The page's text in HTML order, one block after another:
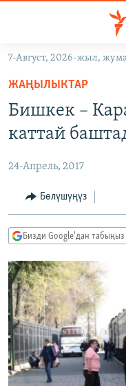
Навигацияга
өтүңүз
Издөөгө
салыңызКЫРГЫЗСТАН
ЭКОНОМИКА
МАДАНИЯТ
БОРБОР АЗИЯ
АТАЙЫН ИЛИКТӨӨ
ТВ ПРОГРАММАЛАР
ЭКСПЕРТТЕР ТАЛДАЙТ
БИЗ ЖАНА ДҮЙНӨ
ДАНИСТЕ
ЭЖЕ-СИҢДИЛЕР
АЗАТТЫК+
ЫҢГАЙСЫЗ СУРООЛОР
ӨЗГӨЧӨ ПИКИР
Русский
ОНЛАЙН ШЕРИНЕ
7-Август, 2026-жыл,
ЖАҢЫЛЫКТАР
Бишкек –
каттай
24-Апрель, 2017
Бөлүшүңүз
Бизди Google'дан табыңыз